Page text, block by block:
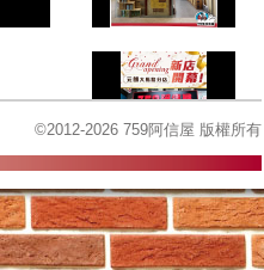
©2012-2026 759阿信屋 版權所有